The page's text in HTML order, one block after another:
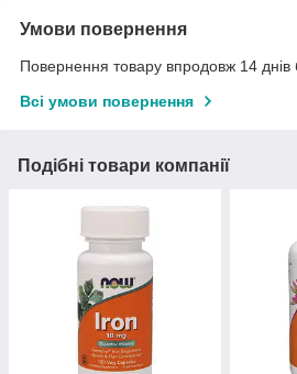
Умови повернення
Повернення товару впродовж 14 днів
Всі умови повернення
Подібні товари компанії